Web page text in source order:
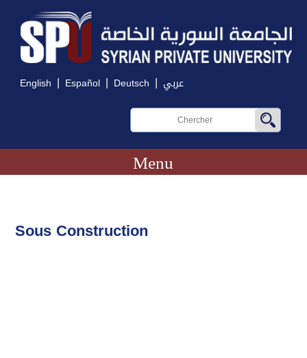
English | Español | Deutsch | عربي
Menu
Sous Construction